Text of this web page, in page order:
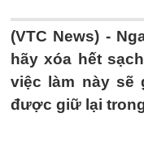
(VTC News) -
hãy xóa hết
việc làm này sẽ
được giữ lại